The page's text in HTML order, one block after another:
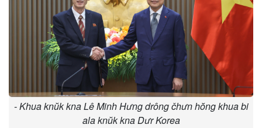
- Khua knŭk kna Lê Minh Hưng drông čhưn hŏng khua bi
ala knŭk kna Dưr Korea